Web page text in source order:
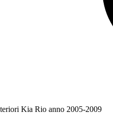
Kia Rio anno 2005-2009